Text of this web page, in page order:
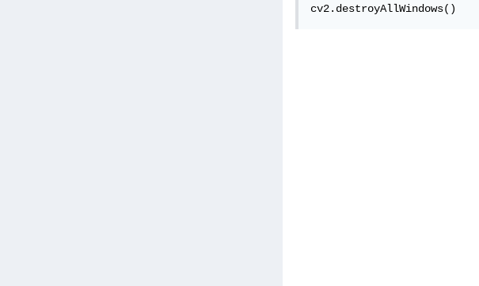
cv2.destroyAllWindows()